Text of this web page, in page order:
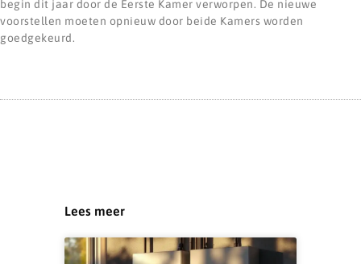
begin dit jaar door de Eerste Kamer verworpen. De nieuwe
voorstellen moeten opnieuw door beide Kamers worden
goedgekeurd.
Lees meer